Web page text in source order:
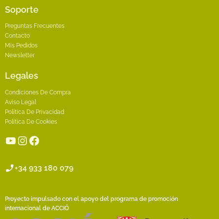
Soporte
Preguntas Frecuentes
Contacto
Mis Pedidos
Newsletter
Legales
Condiciones De Compra
Aviso Legal
Política De Privacidad
Política De Cookies
YouTube
Instagram
Facebook
+34 933 180 079
Proyecto impulsado con el apoyo del programa de promoción
internacional de ACCIÓ